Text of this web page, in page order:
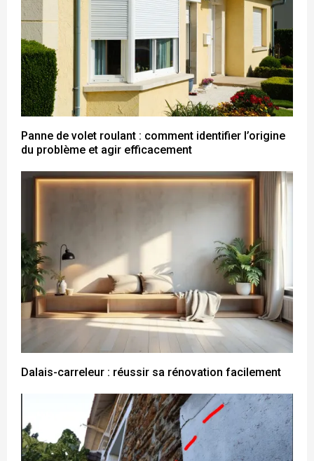
Panne de volet roulant : comment identifier l’origine
du problème et agir efficacement
Dalais-carreleur : réussir sa rénovation facilement